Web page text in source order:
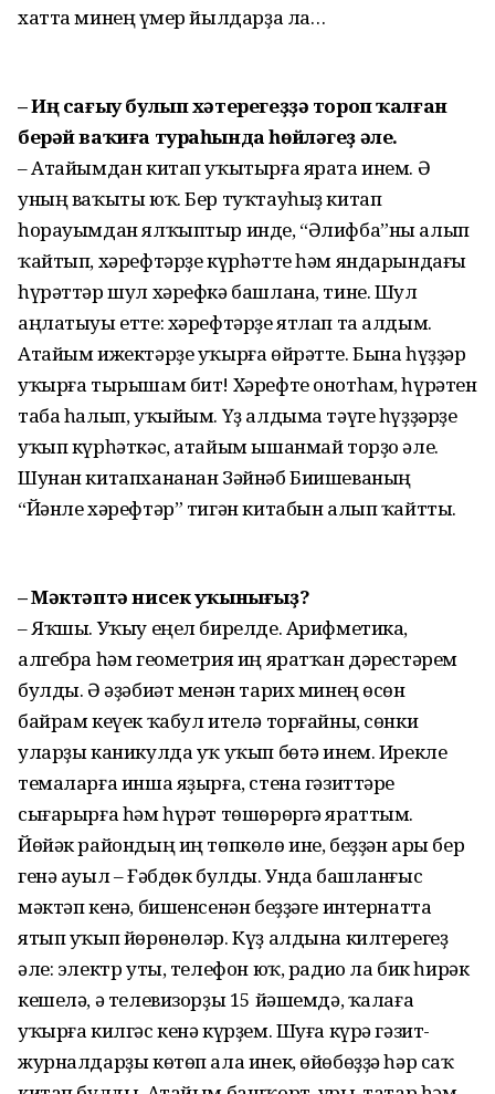
хатта минең үҫмер йылдарҙа ла…
– Иң сағыу булып хәтерегеҙҙә тороп ҡалған
берәй ваҡиға тураһында һөйләгеҙ әле.
– Атайымдан китап уҡытырға ярата инем. Ә
уның ваҡыты юҡ. Бер туҡтауһыҙ китап
һорауымдан ялҡыптыр инде, “Әлифба”ны алып
ҡайтып, хәрефтәрҙе күрһәтте һәм яндарындағы
һүрәттәр шул хәрефкә башлана, тине. Шул
аңлатыуы етте: хәрефтәрҙе ятлап та алдым.
Атайым ижектәрҙе уҡырға өйрәтте. Бына һүҙҙәр
уҡырға тырышам бит! Хәрефте онотһам, һүрәтен
таба һалып, уҡыйым. Үҙ алдыма тәүге һүҙҙәрҙе
уҡып күрһәткәс, атайым ышанмай торҙо әле.
Шунан китапхананан Зәйнәб Биишеваның
“Йәнле хәрефтәр” тигән китабын алып ҡайтты.
– Мәктәптә нисек уҡынығыҙ?
– Яҡшы. Уҡыу еңел бирелде. Арифметика,
алгебра һәм геометрия иң яратҡан дәрестәрем
булды. Ә әҙәбиәт менән тарих минең өсөн
байрам кеүек ҡабул ителә торғайны, сөнки
уларҙы каникулда уҡ уҡып бөтә инем. Ирекле
темаларға инша яҙырға, стена гәзиттәре
сығарырға һәм һүрәт төшөрөргә яраттым.
Йөйәк райондың иң төпкөлө ине, беҙҙән ары бер
генә ауыл – Ғәбдөк булды. Унда башланғыс
мәктәп кенә, бишенсенән беҙҙәге интернатта
ятып уҡып йөрөнөләр. Күҙ алдына килтерегеҙ
әле: электр уты, телефон юҡ, радио ла бик һирәк
кешелә, ә телевизорҙы 15 йәшемдә, ҡалаға
уҡырға килгәс кенә күрҙем. Шуға күрә гәзит-
журналдарҙы көтөп ала инек, өйөбөҙҙә һәр саҡ